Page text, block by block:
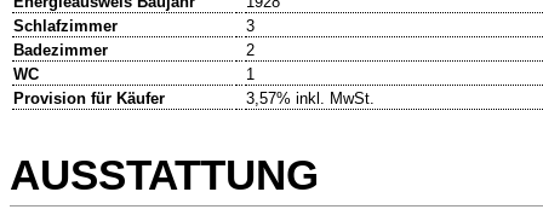
Schlafzimmer
3
Badezimmer
2
WC
1
Provision für Käufer
3,57% inkl. MwSt.
AUSSTATTUNG